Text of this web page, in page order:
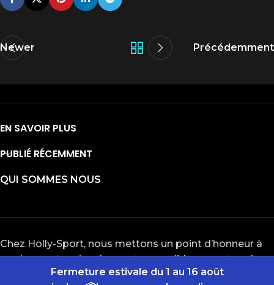
Fermeture estivale du 1 au 16 août
Newer Précédemment
EN SAVOIR PLUS
PUBLIÉ RÉCEMMENT
QUI SOMMES NOUS
Chez Holly-Sport, nous mettons un point d’honneur à
rendre nos terrains de sport accessibles pour tous les
passionnés de basketball, football, tennis, badminton